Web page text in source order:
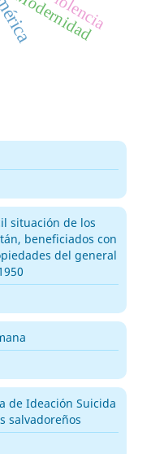
Modernidad
situación de los
beneficiados con
del general
de Ideación Suicida
salvadoreños